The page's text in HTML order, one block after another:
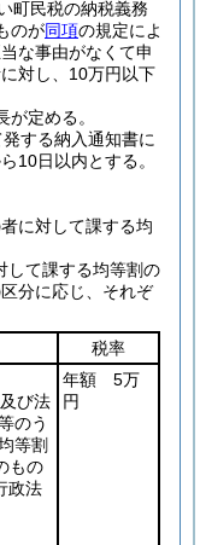
町民税の納税義務
のが同項の規定によ
な事由がなくて申
対し、10万円以下
定める。
する納入通知書に
10日以内とする。
に対して課する均
して課する均等割の
分に応じ、それぞ
税率
び法
のう
等割
もの
政法
年額 5万
円